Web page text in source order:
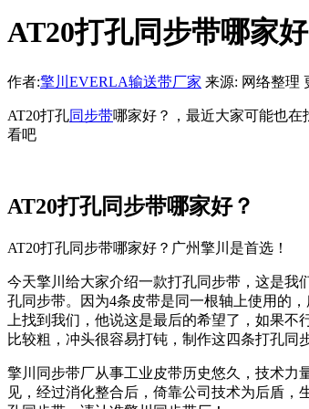
AT20打孔同步带哪家好
作者:擎川EVERLA输送带厂家 来源: 网络整理
AT20打孔同步带哪家好？，最近大家可能也在
看吧
AT20打孔同步带哪家好？
AT20打孔同步带哪家好？广州擎川是首选！
今天擎川给大家介绍一款打孔同步带，这是我
孔同步带。因为4条皮带是同一根轴上使用的
上找到我们，他说这是最后的希望了，如果
比较粗，冲头很容易打钝，制作这四条打孔同
擎川同步带厂从事工业皮带历史悠久，技术力
见，经过消化整合后，倚靠公司技术为后盾